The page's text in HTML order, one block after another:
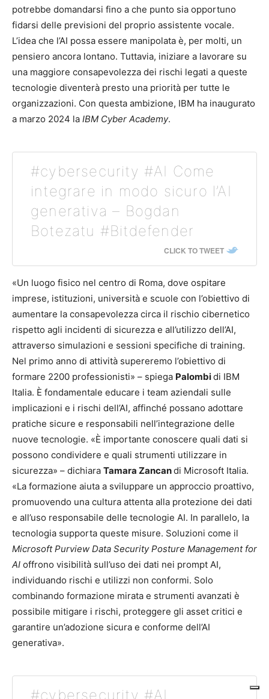
potrebbe domandarsi fino a che punto sia opportuno
fidarsi delle previsioni del proprio assistente vocale.
L’idea che l’AI possa essere manipolata è, per molti, un
pensiero ancora lontano. Tuttavia, iniziare a lavorare su
una maggiore consapevolezza dei rischi legati a queste
tecnologie diventerà presto una priorità per tutte le
organizzazioni. Con questa ambizione, IBM ha inaugurato
a marzo 2024 la IBM Cyber Academy.
#cybersecurity #AI Come
integrare in modo sicuro l’AI
generativa – Bogdan
Botezatu #Bitdefender
CLICK TO TWEET
«Un luogo fisico nel centro di Roma, dove ospitare
imprese, istituzioni, università e scuole con l’obiettivo di
aumentare la consapevolezza circa il rischio cibernetico
rispetto agli incidenti di sicurezza e all’utilizzo dell’AI,
attraverso simulazioni e sessioni specifiche di training.
Nel primo anno di attività supereremo l’obiettivo di
formare 2200 professionisti» – spiega Palombidi IBM
Italia. È fondamentale educare i team aziendali sulle
implicazioni e i rischi dell’AI, affinché possano adottare
pratiche sicure e responsabili nell’integrazione delle
nuove tecnologie. «È importante conoscere quali dati si
possono condividere e quali strumenti utilizzare in
sicurezza» – dichiara Tamara Zancandi Microsoft Italia.
«La formazione aiuta a sviluppare un approccio proattivo,
promuovendo una cultura attenta alla protezione dei dati
e all’uso responsabile delle tecnologie AI. In parallelo, la
tecnologia supporta queste misure. Soluzioni come il
Microsoft Purview Data Security Posture Management for
AI offrono visibilità sull’uso dei dati nei prompt AI,
individuando rischi e utilizzi non conformi. Solo
combinando formazione mirata e strumenti avanzati è
possibile mitigare i rischi, proteggere gli asset critici e
garantire un’adozione sicura e conforme dell’AI
generativa».
#cybersecurity #AI